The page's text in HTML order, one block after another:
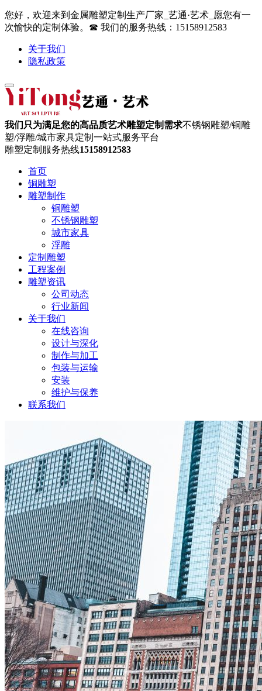
您好，欢迎来到金属雕塑定制生产厂家_艺通·艺术_愿您有一
次愉快的定制体验。☎ 我们的服务热线：15158912583
关于我们
隐私政策
我们只为满足您的高品质艺术雕塑定制需求不锈钢雕塑/铜雕
塑/浮雕/城市家具定制一站式服务平台
雕塑定制服务热线15158912583
首页
铜雕塑
雕塑制作
铜雕塑
不锈钢雕塑
城市家具
浮雕
定制雕塑
工程案例
雕塑资讯
公司动态
行业新闻
关于我们
在线咨询
设计与深化
制作与加工
包装与运输
安装
维护与保养
联系我们